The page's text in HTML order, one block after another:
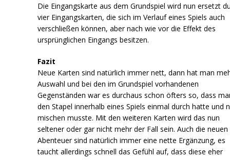
Die Eingangskarte aus dem Grundspiel wird nun ersetzt
vier Eingangskarten, die sich im Verlauf eines Spiels auch
verschließen können, aber nach wie vor die Effekt des
ursprünglichen Eingangs besitzen.
Fazit
Neue Karten sind natürlich immer nett, dann hat man
Auswahl und bei den im Grundspiel vorhandenen
Gegenständen war es durchaus schon öfters so, dass
den Stapel innerhalb eines Spiels einmal durch hatte und
mischen musste. Mit den weiteren Karten wird das nun
seltener oder gar nicht mehr der Fall sein. Auch die neuen
Abenteuer sind natürlich immer eine nette Ergänzung, es
taucht allerdings schnell das Gefühl auf, dass diese eher